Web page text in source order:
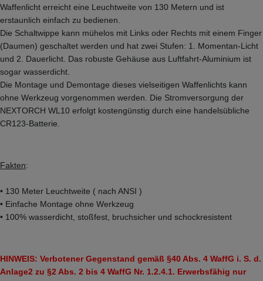
Waffenlicht erreicht eine Leuchtweite von 130 Metern und ist
erstaunlich einfach zu bedienen.
Die Schaltwippe kann mühelos mit Links oder Rechts mit einem Finger
(Daumen) geschaltet werden und hat zwei Stufen: 1. Momentan-Licht
und 2. Dauerlicht. Das robuste Gehäuse aus Luftfahrt-Aluminium ist
sogar wasserdicht.
Die Montage und Demontage dieses vielseitigen Waffenlichts kann
ohne Werkzeug vorgenommen werden. Die Stromversorgung der
NEXTORCH WL10 erfolgt kostengünstig durch eine handelsübliche
CR123-Batterie.
Fakten:
• 130 Meter Leuchtweite ( nach ANSI )
• Einfache Montage ohne Werkzeug
• 100% wasserdicht, stoßfest, bruchsicher und schockresistent
HINWEIS: Verbotener Gegenstand gemäß §40 Abs. 4 WaffG i. S. d.
Anlage2 zu §2 Abs. 2 bis 4 WaffG Nr. 1.2.4.1. Erwerbsfähig nur